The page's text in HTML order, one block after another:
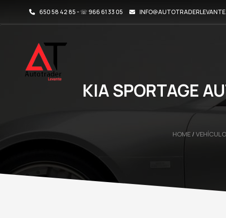
650 58 42 85 - ☏ 966 61 33 05
KIA SPORTAGE
HOME /